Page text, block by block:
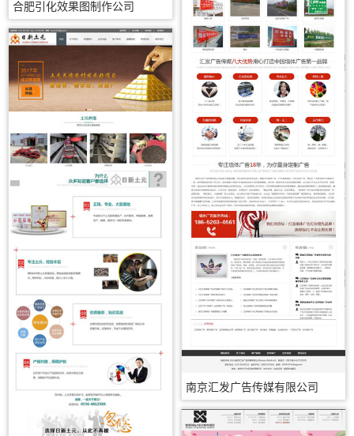
合肥引化效果图制作公司
南京汇发广告传媒有限公司